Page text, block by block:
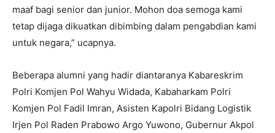
maaf bagi senior dan junior. Mohon doa semoga kami
tetap dijaga dikuatkan dibimbing dalam pengabdian kami
untuk negara,” ucapnya.
Beberapa alumni yang hadir diantaranya Kabareskrim
Polri Komjen Pol Wahyu Widada, Kabaharkam Polri
Komjen Pol Fadil Imran, Asisten Kapolri Bidang Logistik
Irjen Pol Raden Prabowo Argo Yuwono, Gubernur Akpol